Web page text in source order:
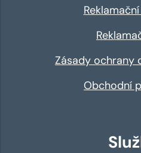
Zásady ochrany
Obchodní